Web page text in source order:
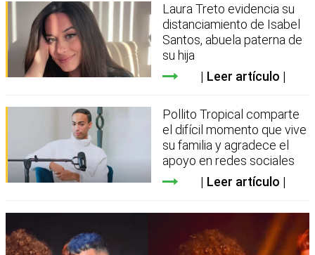
Laura Treto evidencia su
distanciamiento de Isabel
Santos, abuela paterna de
su hija
Leer artículo
Pollito Tropical comparte
el difícil momento que vive
su familia y agradece el
apoyo en redes sociales
Leer artículo